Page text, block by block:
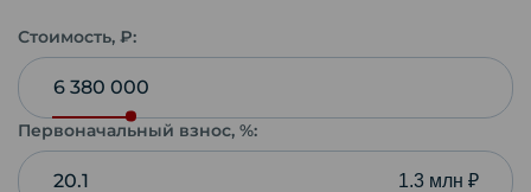
Стоимость, ₽:
Первоначальный взнос, %:
1.3 млн ₽